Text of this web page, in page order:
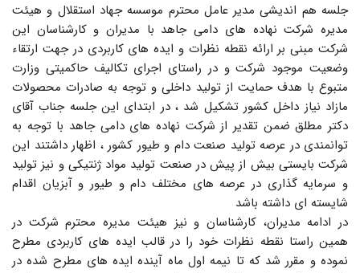
جلسه هم اندیشی مدیر عامل محترم موسسه جهاد استقلال و هیئت
مدیره شرکت نهاده های دامی جاهد با مدیران و کارشناسان این
شرکت مبنی بر ارائه نقطه نظرات و ایده های کاربردی در جهت ارتقاء
وضعیت موجود شرکت و در راستای اجرای تکالیف حاکمیتی وزارت
متبوع با هدف حمایت از تولید داخلی و توجه به صادرات محصولات
مازاد نیاز داخل کشور تشکیل شد ، در ابتدای این جلسه جناب آقای
دکتر مطلق ضمن تقدیر از شرکت نهاده های دامی جاهد با توجه به
توانمندی در عرصه تولید صنعت دام و طیور کشور ، اظهار داشتند این
شرکت بایستی بیش از پیش در صنعت تولید مواد ژنتیکی و نیز تولید
و سرمایه گذاری در عرصه های مختلف دام و طیور و آبزیان اقدام
شایسته ای داشته باشد
در ادامه مدیران، کارشناسان و نیز هیئت مدیره محترم شرکت در
همین راستا نقطه نظرات خود را در قالب ایده های کاربردی مطرح
نموده و مقرر شد که تا نیمه اول ماه آینده ایده های مطرح شده در